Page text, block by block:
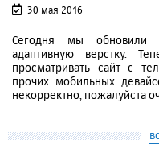
30 мая 2016
Сегодня мы обновили
адаптивную верстку.
просматривать сайт с
прочих мобильных
некорректно, пожалуйста